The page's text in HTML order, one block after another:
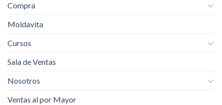
Compra
Moldavita
Cursos
Sala de Ventas
Nosotros
Ventas al por Mayor